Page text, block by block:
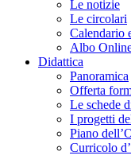
Le notizie
Le circolari
Calendario
Albo
Didattica
Panoramica
Offerta
Le schede
I progetti
Piano
Curricolo